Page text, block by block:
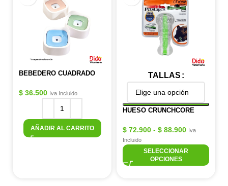
BEBEDERO CUADRADO
$ 36.500 Iva Incluido
AÑADIR AL CARRITO
TALLAS
HUESO CRUNCHCORE
$ 72.900 - $ 88.900 Iva
Incluido
SELECCIONAR
OPCIONES